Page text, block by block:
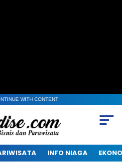
WITH CONTENT
INFO NIAGA